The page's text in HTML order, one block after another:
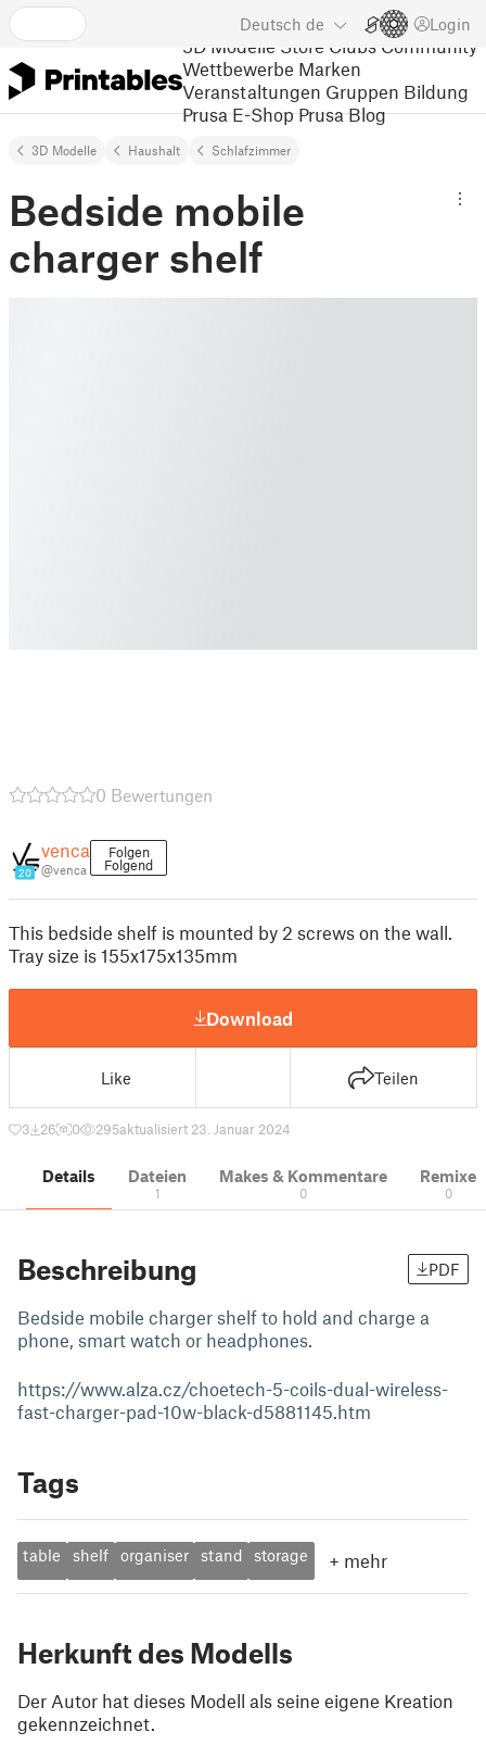
Deutsch de Login
3D Modelle Store Clubs Community
Wettbewerbe Marken
Veranstaltungen Gruppen Bildung
Prusa E-Shop Prusa Blog
3D Modelle Haushalt Schlafzimmer
Bedside mobile
charger shelf
0 Bewertungen
20
venca
@venca
Folgen
Folgend
This bedside shelf is mounted by 2 screws on the wall.
Tray size is 155x175x135mm
Download
Like Teilen
3 26 0 295aktualisiert 23. Januar 2024
Details Dateien
1
Makes & Kommentare
0
Remixe
0
Beschreibung PDF
Bedside mobile charger shelf to hold and charge a
phone, smart watch or headphones.
https://www.alza.cz/choetech-5-coils-dual-wireless-
fast-charger-pad-10w-black-d5881145.htm
Tags
table shelf organiser stand storage + mehr
Herkunft des Modells
Der Autor hat dieses Modell als seine eigene Kreation
gekennzeichnet.